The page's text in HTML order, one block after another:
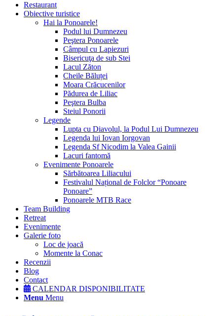
Restaurant
Obiective turistice
Hai la Ponoarele!
Podul lui Dumnezeu
Peştera Ponoarele
Câmpul cu Lapiezuri
Bisericuţa de sub Stei
Lacul Zăton
Cheile Băluței
Moara Crăcucenilor
Pădurea de Liliac
Peştera Bulba
Steiul Ponorii
Legende
Lupta cu Diavolul, la Podul Lui Dumnezeu
Legenda lui Iovan Iorgovan
Legenda Sf Nicodim la Valea Gainii
Lacuri fantomă
Evenimente Ponoarele
Sărbătoarea Liliacului
Festivalul Național de Folclor “Ponoare
Ponoare”
Ponoarele MTB Race
Team Building
Retreat
Evenimente
Galerie foto
Loc de joacă
Momente la Conac
Recenzii
Blog
Contact
CALENDAR DISPONIBILITATE
Menu Menu